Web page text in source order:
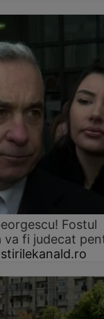
Fostul
va fi judecat